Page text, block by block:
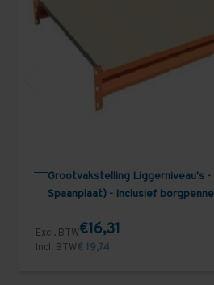
Grootvakstelling Liggerniveau's -
Spaanplaat) - Inclusief
Excl. BTW€16,31
Incl. BTW€ 19,74